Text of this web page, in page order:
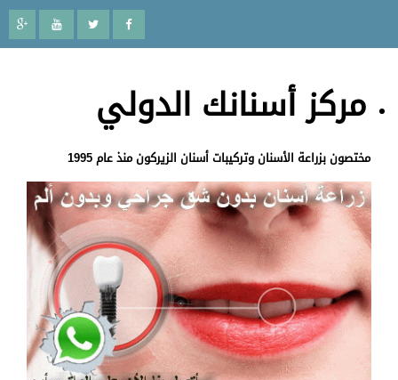
مركز أسنانك الدولي
مختصون بزراعة الأسنان وتركيبات أسنان الزيركون منذ عام 1995